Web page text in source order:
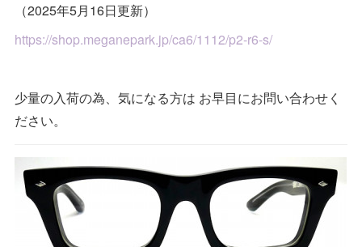
（2025年5月16日更新）
https://shop.meganepark.jp/ca6/1112/p2-r6-s/
少量の入荷の為、気になる方は お早目にお問い合わせく
ださい。